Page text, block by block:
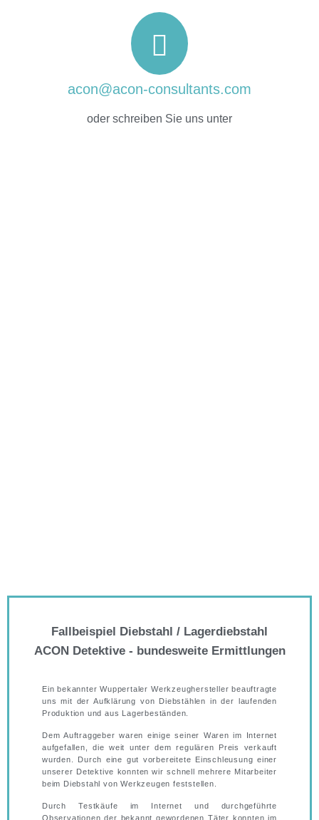
acon@acon-consultants.com
oder schreiben Sie uns unter
Fallbeispiel Diebstahl / Lagerdiebstahl
ACON Detektive - bundesweite Ermittlungen
Ein bekannter Wuppertaler Werkzeughersteller beauftragte
uns mit der Aufklärung von Diebstählen in der laufenden
Produktion und aus Lagerbeständen.
Dem Auftraggeber waren einige seiner Waren im Internet
aufgefallen, die weit unter dem regulären Preis verkauft
wurden. Durch eine gut vorbereitete Einschleusung einer
unserer Detektive konnten wir schnell mehrere Mitarbeiter
beim Diebstahl von Werkzeugen feststellen.
Durch Testkäufe im Internet und durchgeführte
Observationen der bekannt gewordenen Täter konnten im